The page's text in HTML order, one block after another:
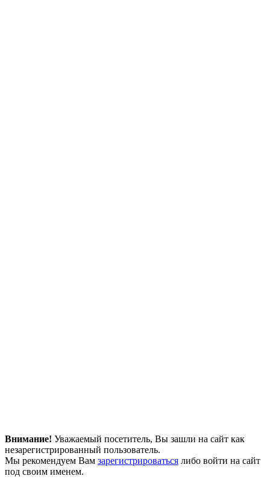
Внимание! Уважаемый посетитель, Вы зашли на сайт как
незарегистрированный пользователь.
Мы рекомендуем Вам зарегистрироваться либо войти на сайт
под своим именем.